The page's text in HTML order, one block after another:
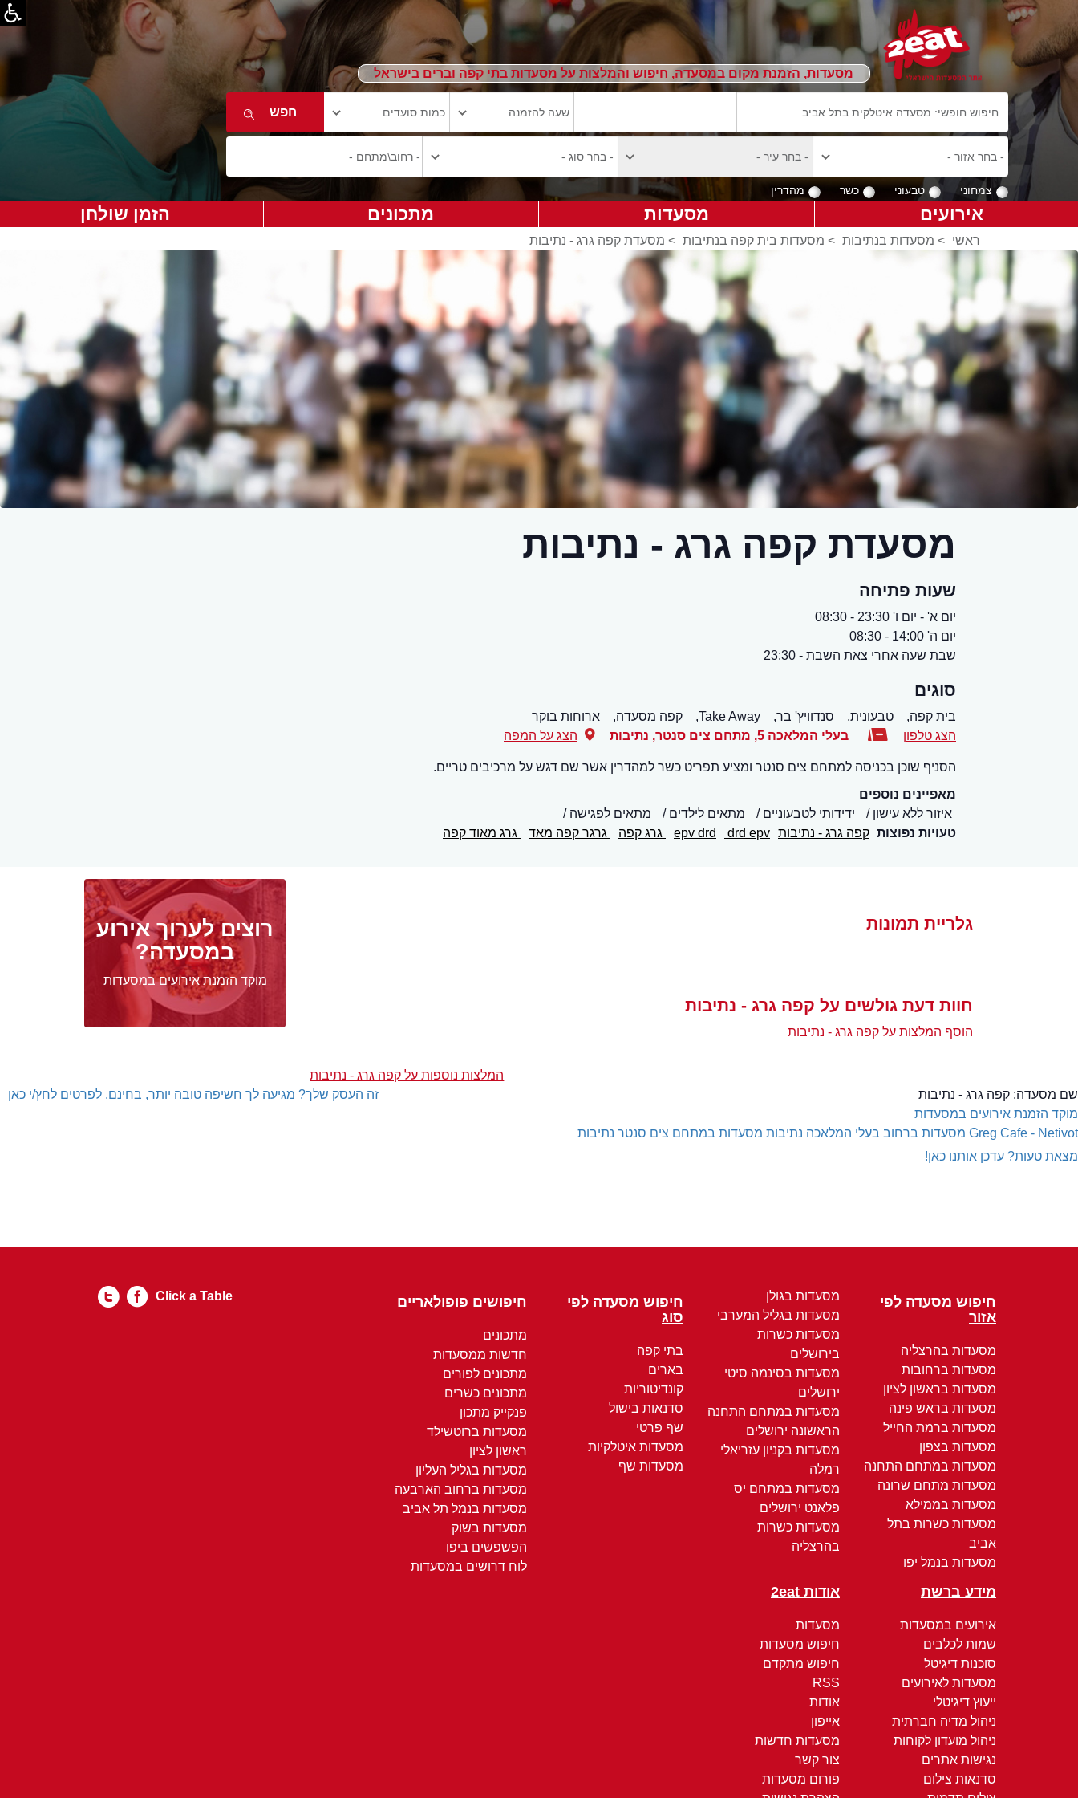
מסעדות, הזמנת מקום במסעדה, חיפוש והמלצות על מסעדות בתי קפה וברים בישראל
צמחוני טבעוני כשר מהדרין
אירועים מסעדות מתכונים הזמן שולחן
ראשי > מסעדות בנתיבות > מסעדות בית קפה בנתיבות > מסעדת קפה גרג - נתיבות
מסעדת קפה גרג - נתיבות
שעות פתיחה
יום א' - יום ו' 23:30 - 08:30
יום ה' 14:00 - 08:30
שבת שעה אחרי צאת השבת - 23:30
סוגים
בית קפה, טבעונית, סנדוויץ' בר, Take Away, קפה מסעדה,
ארוחות בוקר
הצג טלפון
בעלי המלאכה 5, מתחם צים סנטר , נתיבות הצג על המפה
הסניף שוכן בכניסה למתחם צים סנטר ומציע תפריט כשר למהדרין אשר שם דגש על מרכיבים טריים.
מאפיינים נוספים
איזור ללא עישון
ידידותי לטבעוניים מתאים לילדים
מתאים לפגישה
טעויות נפוצות קפה גרג - נתיבות epv drd drd epv גרג קפה גרגר קפה מאד גרג מאוד קפה
גלריית תמונות
חוות דעת גולשים על קפה גרג - נתיבות
הוסף המלצות על קפה גרג - נתיבות
המלצות נוספות על קפה גרג - נתיבות
רוצים לערוך אירוע
במסעדה?
מוקד הזמנת אירועים במסעדות
זה העסק שלך? מגיעה לך חשיפה טובה יותר, בחינם. לפרטים לחץ/י כאן שם מסעדה: קפה גרג - נתיבות
מוקד הזמנת אירועים במסעדות
Greg Cafe - Netivot מסעדות ברחוב בעלי המלאכה נתיבות מסעדות במתחם צים סנטר נתיבות
מצאת טעות? עדכן אותנו כאן!
חיפוש מסעדה לפי
אזור
מסעדות בהרצליה
מסעדות ברחובות
מסעדות בראשון לציון
מסעדות בראש פינה
מסעדות ברמת החייל
מסעדות בצפון
מסעדות במתחם התחנה
מסעדות מתחם שרונה
מסעדות בממילא
מסעדות כשרות בתל
אביב
מסעדות בנמל יפו
מסעדות בגולן
מסעדות בגליל המערבי
מסעדות כשרות
בירושלים
מסעדות בסינמה סיטי
ירושלים
מסעדות במתחם התחנה
הראשונה ירושלים
מסעדות בקניון עזריאלי
רמלה
מסעדות במתחם יס
פלאנט ירושלים
מסעדות כשרות
בהרצליה
חיפוש מסעדה לפי
סוג
בתי קפה
בארים
קונדיטוריות
סדנאות בישול
שף פרטי
מסעדות איטלקיות
מסעדות שף
חיפושים פופולאריים
מתכונים
חדשות ממסעדות
מתכונים לפורים
מתכונים כשרים
פנקייק מתכון
מסעדות ברוטשילד
ראשון לציון
מסעדות בגליל העליון
מסעדות ברחוב הארבעה
מסעדות בנמל תל אביב
מסעדות בשוק
הפשפשים ביפו
לוח דרושים במסעדות
מידע ברשת
אירועים במסעדות
שמות לכלבים
סוכנות דיגיטל
מסעדות לאירועים
ייעוץ דיגיטלי
ניהול מדיה חברתית
ניהול מועדון לקוחות
נגישות אתרים
סדנאות צילום
אודות 2eat
מסעדות
חיפוש מסעדות
חיפוש מתקדם
RSS
אודות
אייפון
מסעדות חדשות
צור קשר
פורום מסעדות
Click a Table